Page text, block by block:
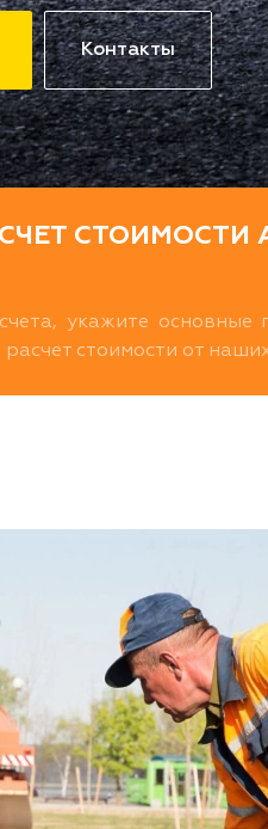
Контакты
укажите
стоимости от